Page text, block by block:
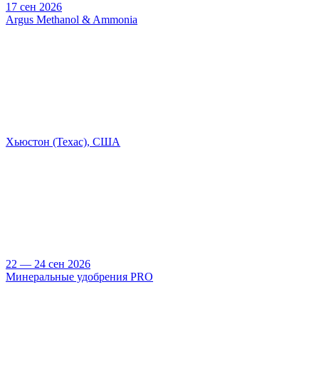
17 сен 2026
Argus Methanol & Ammonia
Хьюстон (Техас), США
22 — 24 сен 2026
Минеральные удобрения PRO